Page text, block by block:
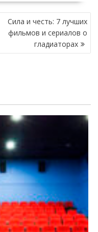
Сила и честь: 7 лучших
фильмов и сериалов о
гладиаторах